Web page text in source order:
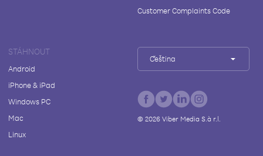
Customer Complaints Code
STÁHNOUT
Android
iPhone & iPad
Windows PC
Mac
Linux
Čeština
© 2026Viber Media S.à r.l.